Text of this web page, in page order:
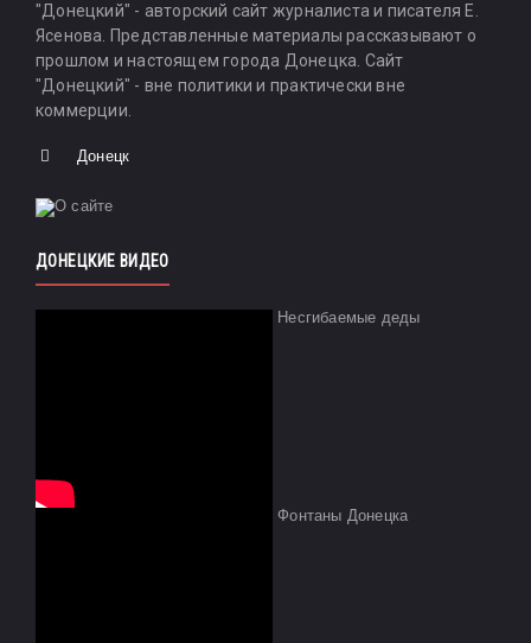
"Донецкий" - авторский сайт журналиста и писателя Е.
Ясенова. Представленные материалы рассказывают о
прошлом и настоящем города Донецка. Сайт
"Донецкий" - вне политики и практически вне
коммерции.
Донецк
ДОНЕЦКИЕ ВИДЕО
Несгибаемые деды
Фонтаны Донецка